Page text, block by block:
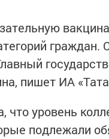
граждан.
пишет ИА
уровень
подлежали